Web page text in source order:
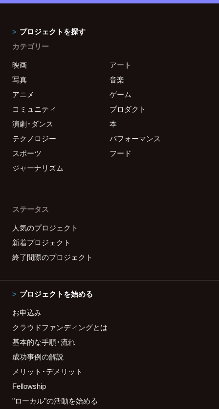
プロジェクトを探す
カテゴリー
映画
アート
写真
音楽
アニメ
ゲーム
コミュニティ
プロダクト
演劇・ダンス
本
テクノロジー
パフォーマンス
スポーツ
フード
ジャーナリズム
ステータス
人気のプロジェクト
新着プロジェクト
終了間際のプロジェクト
プロジェクトを始める
お申込み
クラウドファンディングとは
基本的な手順・流れ
成功事例の解説
メリット・デメリット
Fellowship
"ローカル"の活動を始める